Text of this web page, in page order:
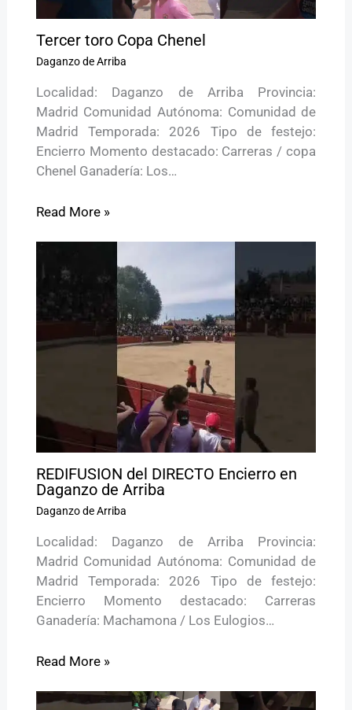
Tercer toro Copa Chenel
Daganzo de Arriba
Localidad: Daganzo de Arriba Provincia:
Madrid Comunidad Autónoma: Comunidad de
Madrid Temporada: 2026 Tipo de festejo:
Encierro Momento destacado: Carreras / copa
Chenel Ganadería: Los…
Read More »
REDIFUSION del DIRECTO Encierro en
Daganzo de Arriba
Daganzo de Arriba
Localidad: Daganzo de Arriba Provincia:
Madrid Comunidad Autónoma: Comunidad de
Madrid Temporada: 2026 Tipo de festejo:
Encierro Momento destacado: Carreras
Ganadería: Machamona / Los Eulogios…
Read More »